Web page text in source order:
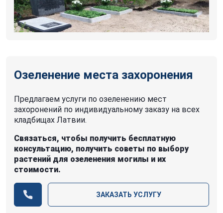
Озеленение места захоронения
Предлагаем услуги по озеленению мест
захоронений по индивидуальному заказу на всех
кладбищах Латвии.
Связаться, чтобы получить бесплатную
консультацию, получить советы по выбору
растений для озеленения могилы и их
стоимости.
ЗАКАЗАТЬ УСЛУГУ